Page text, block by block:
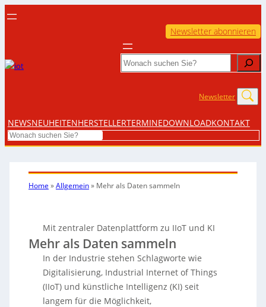
Newsletter abonnieren
Search
Newsletter
NEWSNEUHEITENHERSTELLERTERMINEDOWNLOADKONTAKT
Search
Home »Allgemein» Mehr als Daten sammeln
Mit zentraler Datenplattform zu IIoT und KI
Mehr als Daten sammeln
In der Industrie stehen Schlagworte wie
Digitalisierung, Industrial Internet of Things
(IIoT) und künstliche Intelligenz (KI) seit
langem für die Möglichkeit,